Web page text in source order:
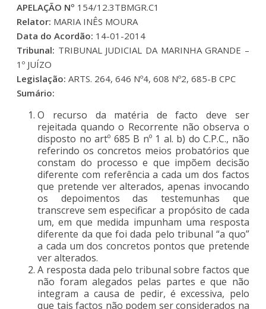
APELAÇÃO Nº 154/12.3TBMGR.C1
Relator: MARIA INÊS MOURA
Data do Acordão: 14-01-2014
Tribunal: TRIBUNAL JUDICIAL DA MARINHA GRANDE –
1º JUÍZO
Legislação: ARTS. 264, 646 Nº4, 608 Nº2, 685-B CPC
Sumário:
O recurso da matéria de facto deve ser
rejeitada quando o Recorrente não observa o
disposto no artº 685 B nº 1 al. b) do C.P.C., não
referindo os concretos meios probatórios que
constam do processo e que impõem decisão
diferente com referência a cada um dos factos
que pretende ver alterados, apenas invocando
os depoimentos das testemunhas que
transcreve sem especificar a propósito de cada
um, em que medida impunham uma resposta
diferente da que foi dada pelo tribunal “a quo”
a cada um dos concretos pontos que pretende
ver alterados.
A resposta dada pelo tribunal sobre factos que
não foram alegados pelas partes e que não
integram a causa de pedir, é excessiva, pelo
que tais factos não podem ser considerados na